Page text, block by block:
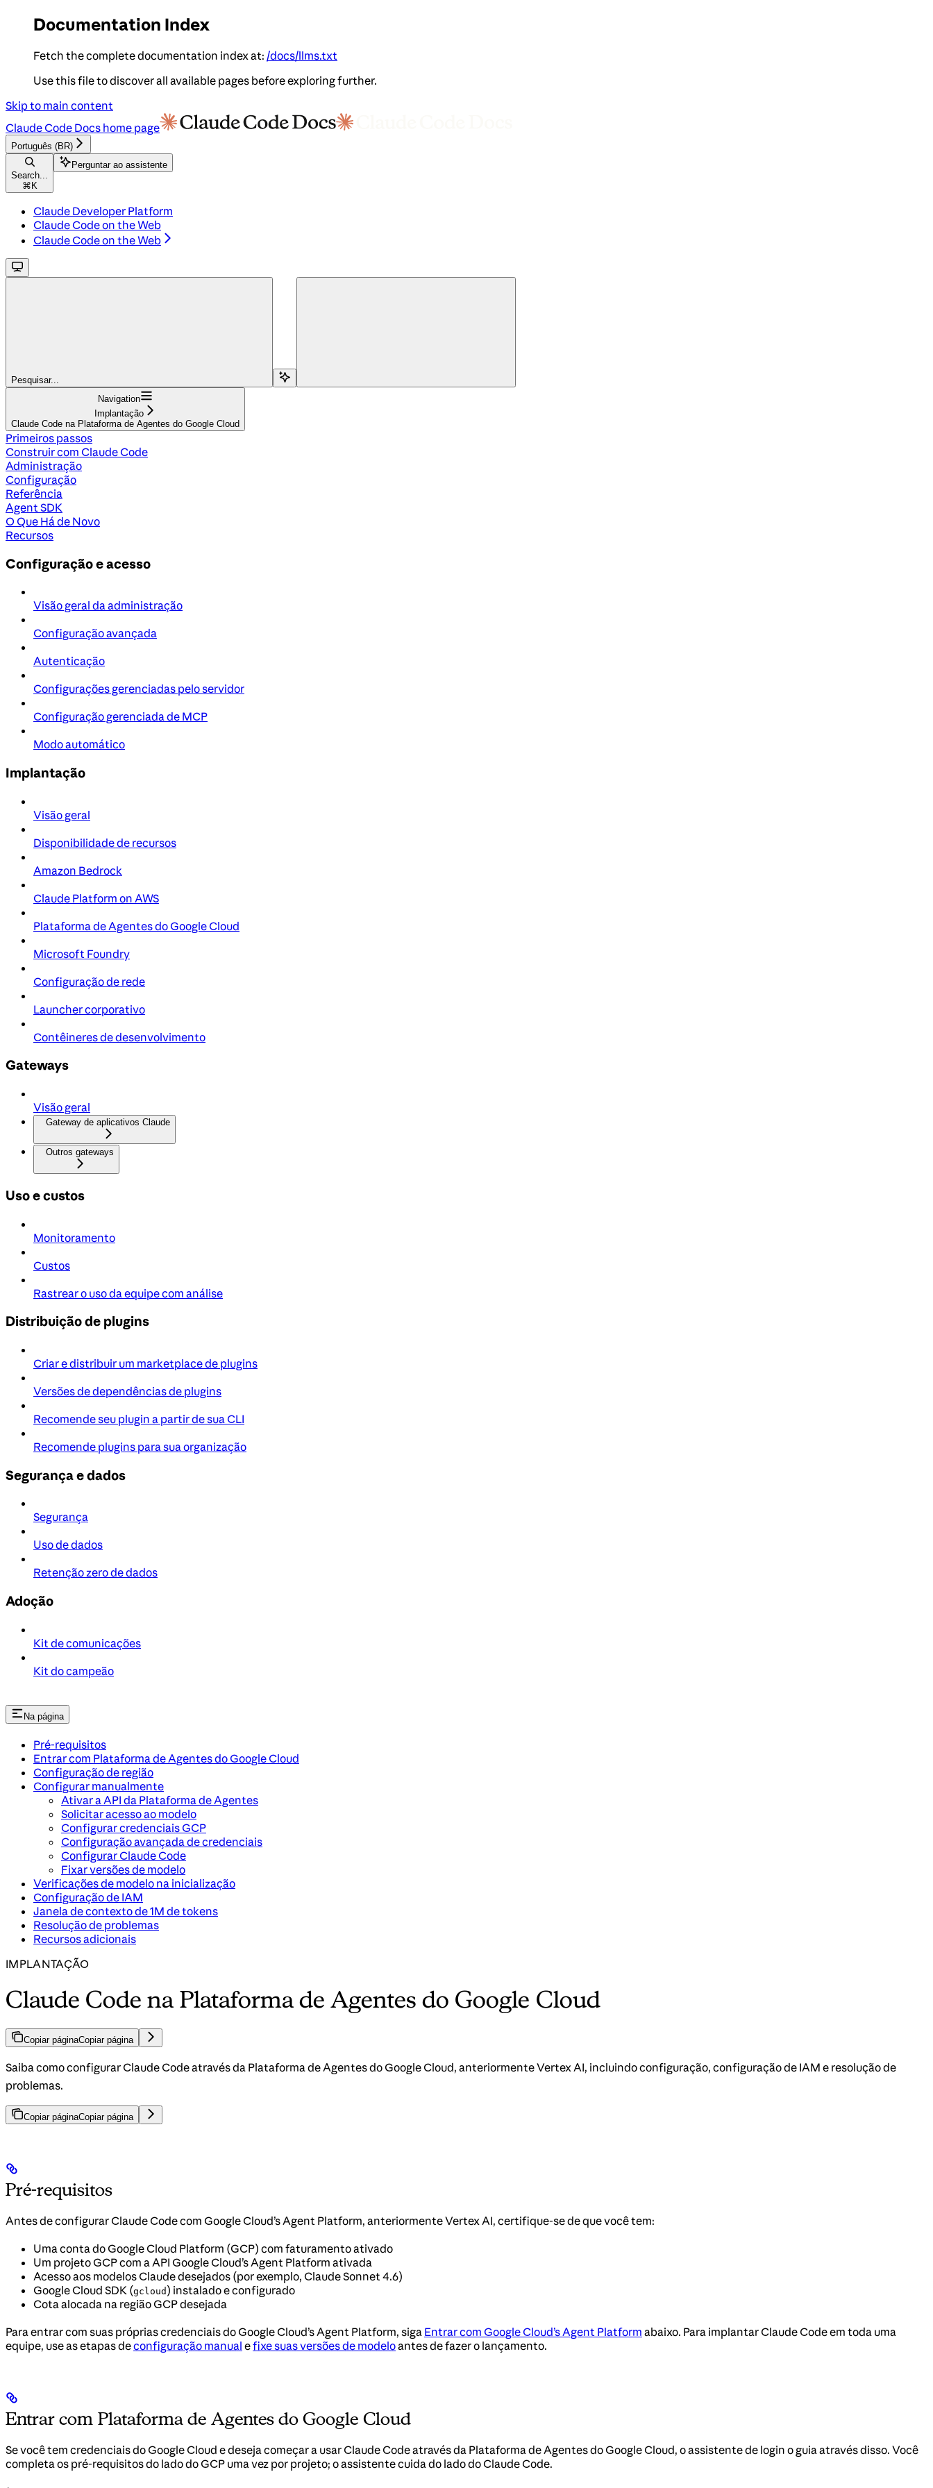
Documentation Index
Fetch the complete documentation index at: /docs/llms.txt
Use this file to discover all available pages before exploring further.
Skip to main content
Claude Code Docs home page
Português (BR)
Search...
⌘ K
Perguntar ao assistente
Claude Developer Platform
Claude Code on the Web
Claude Code on the Web
Pesquisar...
Navigation
Implantação
Claude Code na Plataforma de Agentes do Google Cloud
Primeiros passos
Construir com Claude Code
Administração
Configuração
Referência
Agent SDK
O Que Há de Novo
Recursos
Configuração e acesso
Visão geral da administração
Configuração avançada
Autenticação
Configurações gerenciadas pelo servidor
Configuração gerenciada de MCP
Modo automático
Implantação
Visão geral
Disponibilidade de recursos
Amazon Bedrock
Claude Platform on AWS
Plataforma de Agentes do Google Cloud
Microsoft Foundry
Configuração de rede
Launcher corporativo
Contêineres de desenvolvimento
Gateways
Visão geral
Gateway de aplicativos Claude
Outros gateways
Uso e custos
Monitoramento
Custos
Rastrear o uso da equipe com análise
Distribuição de plugins
Criar e distribuir um marketplace de plugins
Versões de dependências de plugins
Recomende seu plugin a partir de sua CLI
Recomende plugins para sua organização
Segurança e dados
Segurança
Uso de dados
Retenção zero de dados
Adoção
Kit de comunicações
Kit do campeão
Na página
Pré-requisitos
Entrar com Plataforma de Agentes do Google Cloud
Configuração de região
Configurar manualmente
Ativar a API da Plataforma de Agentes
Solicitar acesso ao modelo
Configurar credenciais GCP
Configuração avançada de credenciais
Configurar Claude Code
Fixar versões de modelo
Verificações de modelo na inicialização
Configuração de IAM
Janela de contexto de 1M de tokens
Resolução de problemas
Recursos adicionais
IMPLANTAÇÃO
Claude Code na Plataforma de Agentes do Google Cloud
Copiar páginaCopiar página
Saiba como configurar Claude Code através da Plataforma de Agentes do Google Cloud, anteriormente Vertex AI, incluindo configuração, configuração de IAM e resolução de
problemas.
Copiar páginaCopiar página
Pré-requisitos
Antes de configurar Claude Code com Google Cloud’s Agent Platform, anteriormente Vertex AI, certifique-se de que você tem:
Uma conta do Google Cloud Platform (GCP) com faturamento ativado
Um projeto GCP com a API Google Cloud’s Agent Platform ativada
Acesso aos modelos Claude desejados (por exemplo, Claude Sonnet 4.6)
Google Cloud SDK (gcloud ) instalado e configurado
Cota alocada na região GCP desejada
Para entrar com suas próprias credenciais do Google Cloud’s Agent Platform, siga Entrar com Google Cloud’s Agent Platform abaixo. Para implantar Claude Code em toda uma
equipe, use as etapas deconfiguração manual efixe suas versões de modeloantes de fazer o lançamento.
Entrar com Plataforma de Agentes do Google Cloud
Se você tem credenciais do Google Cloud e deseja começar a usar Claude Code através da Plataforma de Agentes do Google Cloud, o assistente de login o guia através disso. Você
completa os pré-requisitos do lado do GCP uma vez por projeto; o assistente cuida do lado do Claude Code.